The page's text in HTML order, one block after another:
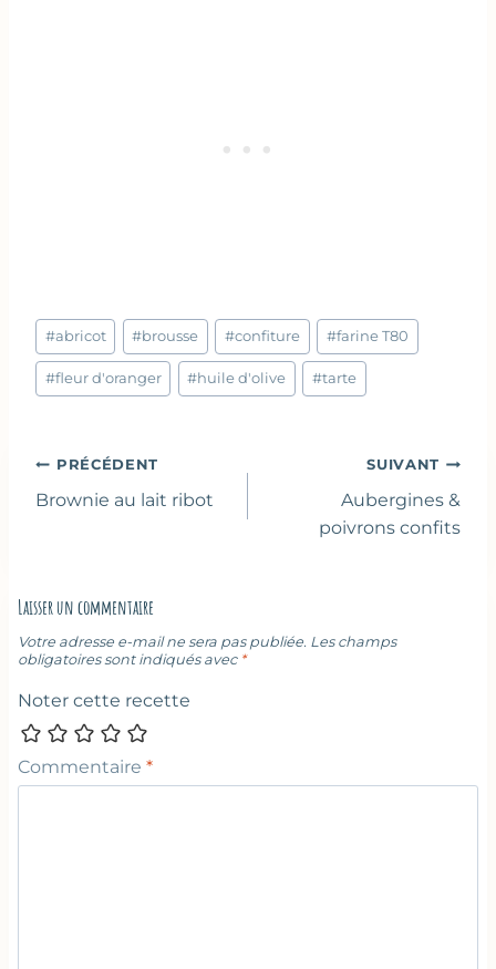
Étiquettes
de
la
#abricot #brousse #confiture #farine T80
#fleur d'oranger #huile d'olive #tarte
Navigation
de
PRÉCÉDENT
Brownie au lait ribot
SUIVANT
Aubergines &
poivrons confits
Laisser un commentaire
Votre adresse e-mail ne sera pas publiée. Les champs
obligatoires sont indiqués avec *
Noter cette recette
Commentaire *